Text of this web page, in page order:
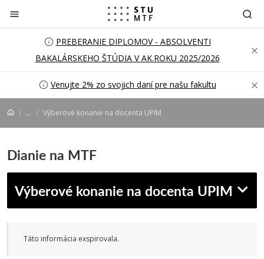
Prejsť na obsah
PREBERANIE DIPLOMOV - ABSOLVENTI
BAKALÁRSKEHO ŠTÚDIA V AK.ROKU 2025/2026
Venujte 2% zo svojich daní pre našu fakultu
... Výberové konanie na docenta UPIM
Dianie na MTF
Výberové konanie na docenta UPIM
Táto informácia exspirovala.